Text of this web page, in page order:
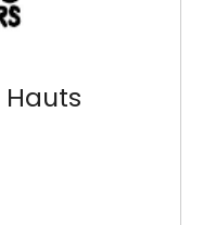
Hauts